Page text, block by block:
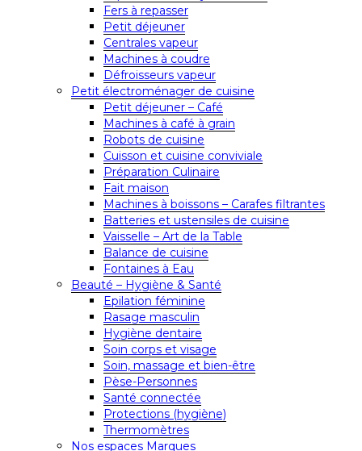
Fers à repasser
Petit déjeuner
Centrales vapeur
Machines à coudre
Défroisseurs vapeur
Petit électroménager de cuisine
Petit déjeuner – Café
Machines à café à grain
Robots de cuisine
Cuisson et cuisine conviviale
Préparation Culinaire
Fait maison
Machines à boissons – Carafes filtrantes
Batteries et ustensiles de cuisine
Vaisselle – Art de la Table
Balance de cuisine
Fontaines à Eau
Beauté – Hygiène & Santé
Epilation féminine
Rasage masculin
Hygiène dentaire
Soin corps et visage
Soin, massage et bien-être
Pèse-Personnes
Santé connectée
Protections (hygiène)
Thermomètres
Nos espaces Marques